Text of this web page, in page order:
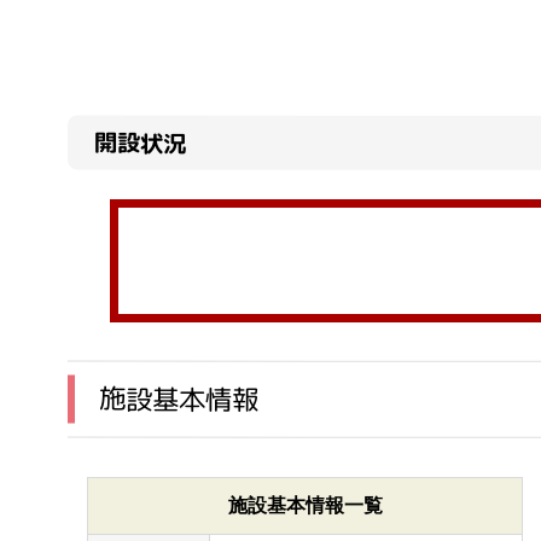
開設状況
施設基本情報
施設基本情報一覧